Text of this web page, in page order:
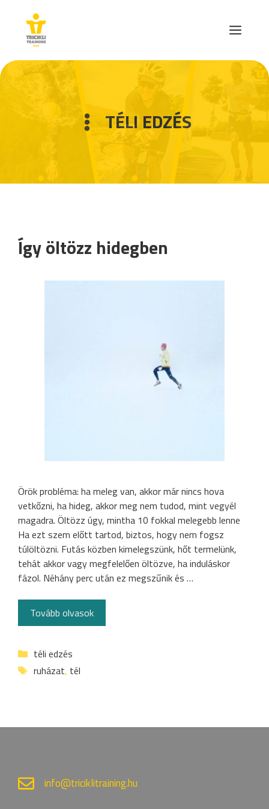
content
TÉLI EDZÉS
Így öltözz hidegben
Örök probléma: ha meleg van, akkor már nincs hova
vetkőzni, ha hideg, akkor meg nem tudod, mint vegyél
magadra. Öltözz úgy, mintha 10 fokkal melegebb lenne
Ha ezt szem előtt tartod, biztos, hogy nem fogsz
túlöltözni. Futás közben kimelegszünk, hőt termelünk,
tehát akkor vagy megfelelően öltözve, ha induláskor
fázol. Néhány perc után ez megszűnik és …
Tovább olvasok
Categories
téli edzés
Tags
ruházat, tél
info@triciklitraining.hu